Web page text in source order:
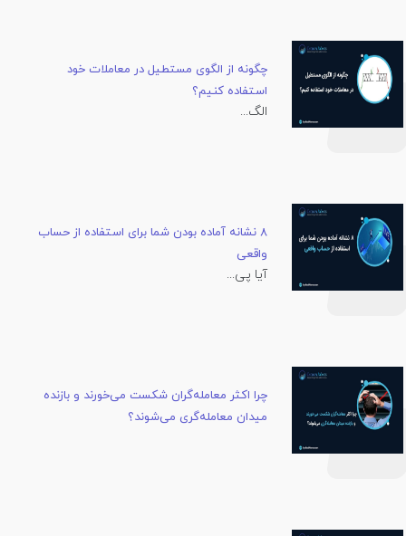
چگونه از الگوی مستطیل در معاملات خود
استفاده کنیم؟
الگ...
8 نشانه آماده بودن شما برای استفاده از حساب
واقعی
آیا پی...
چرا اکثر معامله‌گران شکست می‌خورند و بازنده
میدان معامله‌گری می‌شوند؟